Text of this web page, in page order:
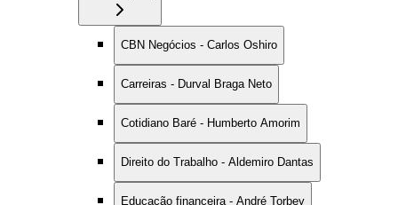
CBN Negócios - Carlos Oshiro
Carreiras - Durval Braga Neto
Cotidiano Baré - Humberto Amorim
Direito do Trabalho - Aldemiro Dantas
Educação financeira - André Torbey